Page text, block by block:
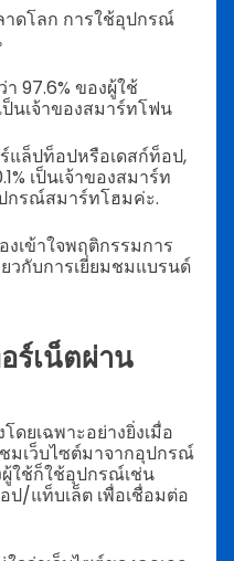
ดโลก การใช้อุปกรณ์
97.6% ของผู้ใช้
ป็นเจ้าของสมาร์ทโฟน
แล็ปท็อปหรือเดสก์ท็อป,
เป็นเจ้าของสมาร์ท
ปกรณ์สมาร์ทโฮมค่ะ.
เข้าใจพฤติกรรมการ
วกับการเยี่ยมชมแบรนด์
ร์เน็ตผ่าน
ดยเฉพาะอย่างยิ่งเมื่อ
มเว็บไซต์มาจากอุปกรณ์
ผู้ใช้ก็ใช้อุปกรณ์เช่น
ป/แท็บเล็ต เพื่อเชื่อมต่อ